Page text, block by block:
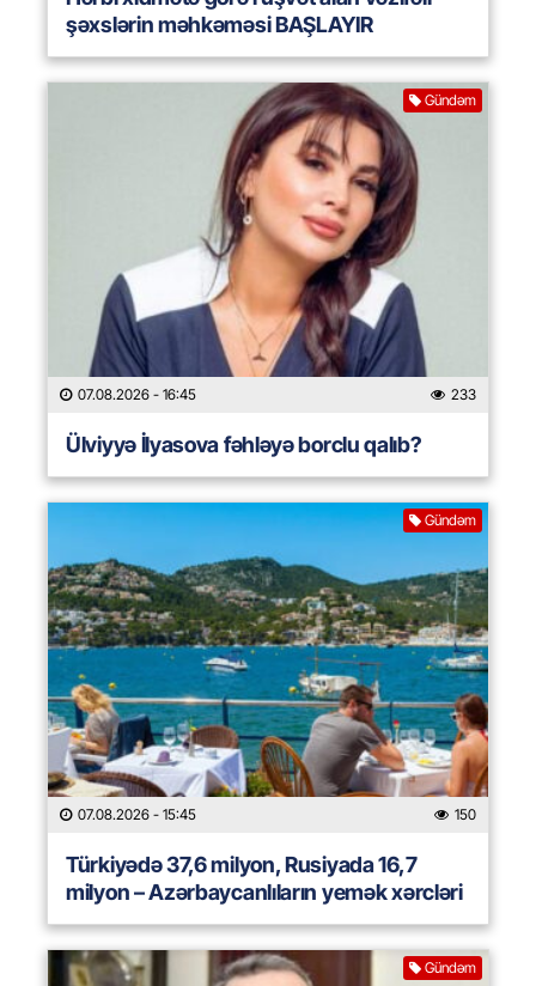
şəxslərin məhkəməsi BAŞLAYIR
Gündəm
07.08.2026 - 16:45 233
Ülviyyə İlyasova fəhləyə borclu qalıb?
Gündəm
07.08.2026 - 15:45 150
Türkiyədə 37,6 milyon, Rusiyada 16,7
milyon – Azərbaycanlıların yemək xərcləri
Gündəm